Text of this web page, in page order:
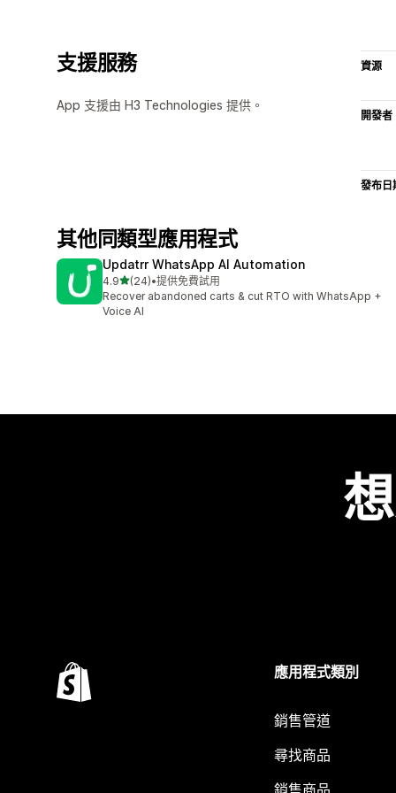
支援服務
App 支援由 H3 Technologies 提供。
資源
開發者
發布日
其他同類型應用程式
Updatrr WhatsApp AI Automation
4.9滿分 5 顆星
(24)
共有 24 則評價
•提供免費試用
Recover abandoned carts & cut RTO with WhatsApp +
Voice AI
應用程式類別
銷售管道
尋找商品